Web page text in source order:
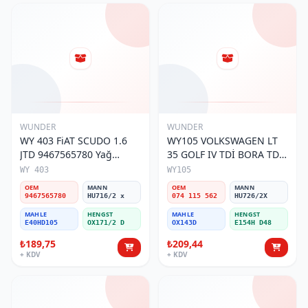
WUNDER
WY 403 FiAT SCUDO 1.6
JTD 9467565780 Yağ
Filtresi
WY 403
OEM
9467565780
MANN
HU716/2 x
MAHLE
E40HD105
HENGST
OX171/2 D
₺189,75
+ KDV
WUNDER
WY105 VOLKSWAGEN LT
35 GOLF IV TDİ BORA TDİ
074 115 562 Yağ Filtresi
WY105
OEM
074 115 562
MANN
HU726/2X
MAHLE
OX143D
HENGST
E154H D48
₺209,44
+ KDV